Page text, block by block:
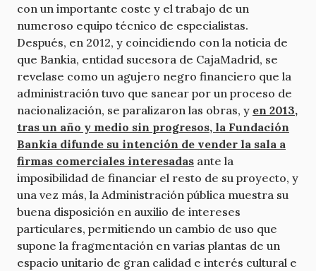
con un importante coste y el trabajo de un
numeroso equipo técnico de especialistas.
Después, en 2012, y coincidiendo con la noticia de
que Bankia, entidad sucesora de CajaMadrid, se
revelase como un agujero negro financiero que la
administración tuvo que sanear por un proceso de
nacionalización, se paralizaron las obras, y en 2013,
tras un año y medio sin progresos, la Fundación
Bankia difunde su intención de vender la sala a
firmas comerciales interesadas ante la
imposibilidad de financiar el resto de su proyecto, y
una vez más, la Administración pública muestra su
buena disposición en auxilio de intereses
particulares, permitiendo un cambio de uso que
supone la fragmentación en varias plantas de un
espacio unitario de gran calidad e interés cultural e